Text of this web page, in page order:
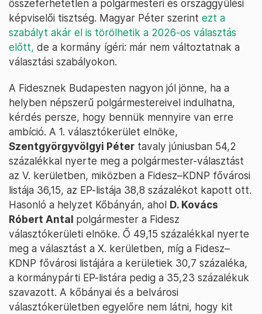
összeférhetetlen a polgármesteri és országgyűlési
képviselői tisztség. Magyar Péter szerint ezt a
szabályt akár el is törölhetik a 2026-os választás
előtt, de a kormány ígéri: már nem változtatnak a
választási szabályokon.
A Fidesznek Budapesten nagyon jól jönne, ha a
helyben népszerű polgármestereivel indulhatna,
kérdés persze, hogy bennük mennyire van erre
ambíció. A 1. választókerület elnöke,
Szentgyörgyvölgyi Péter tavaly júniusban 54,2
százalékkal nyerte meg a polgármester-választást
az V. kerületben, miközben a Fidesz–KDNP fővárosi
listája 36,15, az EP-listája 38,8 százalékot kapott ott.
Hasonló a helyzet Kőbányán, ahol D. Kovács
Róbert Antal polgármester a Fidesz
választókerületi elnöke. Ő 49,15 százalékkal nyerte
meg a választást a X. kerületben, míg a Fidesz–
KDNP fővárosi listájára a kerületiek 30,7 százaléka,
a kormánypárti EP-listára pedig a 35,23 százalékuk
szavazott. A kőbányai és a belvárosi
választókerületben egyelőre nem látni, hogy kit